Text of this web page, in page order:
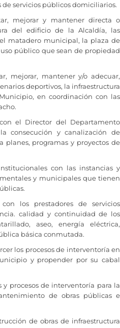
servicios públicos domiciliarios.
mejorar y mantener directa o
del edificio de la Alcaldía, las
matadero municipal, la plaza de
público que sean de propiedad
mejorar, mantener y/o adecuar,
deportivos, la infraestructura
en coordinación con las
el Director del Departamento
consecución y canalización de
planes, programas y proyectos de
con las instancias y
y municipales que tienen
los prestadores de servicios
calidad y continuidad de los
aseo, energía eléctrica,
básica conmutada.
los procesos de interventoría en
y propender por su cabal
y procesos de interventoría para la
de obras públicas e
de obras de infraestructura